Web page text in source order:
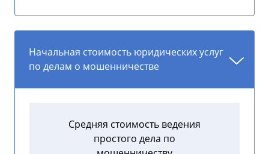
Начальная стоимость юридических услуг
по делам о мошенничестве
Средняя стоимость ведения
простого дела по